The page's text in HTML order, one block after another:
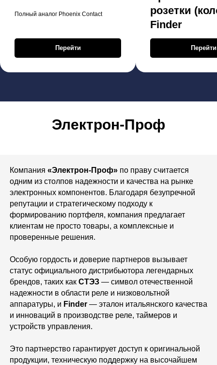
Полный аналог Phoenix Contact
Перейти
розетки
Finder
Перейти
Электрон-Проф
Компания «Электрон-Проф» по праву считается
одним из столпов надежности и качества на рынке
электронных компонентов. Благодаря безупречной
репутации и стратегическому подходу к
формированию портфеля, компания предлагает
клиентам не просто товары, а комплексные и
проверенные решения.
Особую гордость и доверие партнеров вызывает
статус официального дистрибьютора легендарных
брендов, таких как СТЭЗ — символ отечественной
надежности в области реле и низковольтной
аппаратуры, и Finder — эталон итальянского качества
и инноваций в производстве реле, таймеров и
устройств управления.
Это партнерство гарантирует доступ к оригинальной
продукции, техническую поддержку на высочайшем